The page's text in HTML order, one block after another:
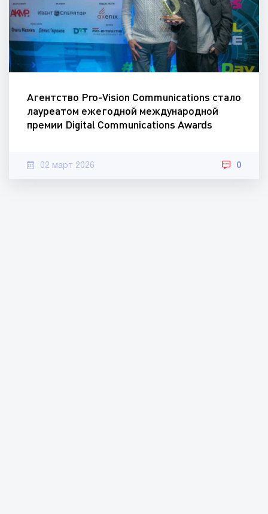
Агентство Pro-Vision Communications стало
лауреатом ежегодной международной
премии Digital Communications Awards
02 март 2026 0